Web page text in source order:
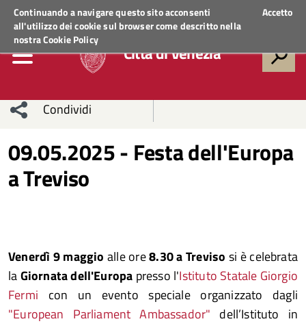
Continuando a navigare questo sito acconsenti
all'utilizzo dei cookie sul browser come descritto nella
nostraCookie Policy
Accetto
Regione VenetoACCEDI AI SERVIZI
Città di Venezia
Condividi
sui social
Condividi
Condividi
Facebook
su
Whatsapp
09.05.2025 - Festa dell'Europa
a Treviso
Venerdì 9 maggio alle ore8.30a Treviso si è celebrata
laGiornata dell'Europa presso l'Istituto Statale Giorgio
Fermi
con un evento speciale organizzato dagli
"European Parliament Ambassador" dell’Istituto in